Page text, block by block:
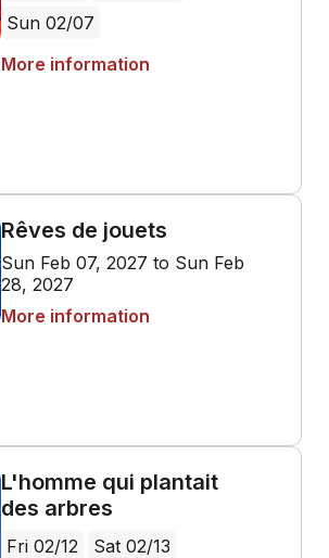
Sun 02/07
More information
Rêves de jouets
Sun Feb 07, 2027 to Sun Feb
28, 2027
More information
L'homme qui plantait
des arbres
Fri 02/12
Sat 02/13